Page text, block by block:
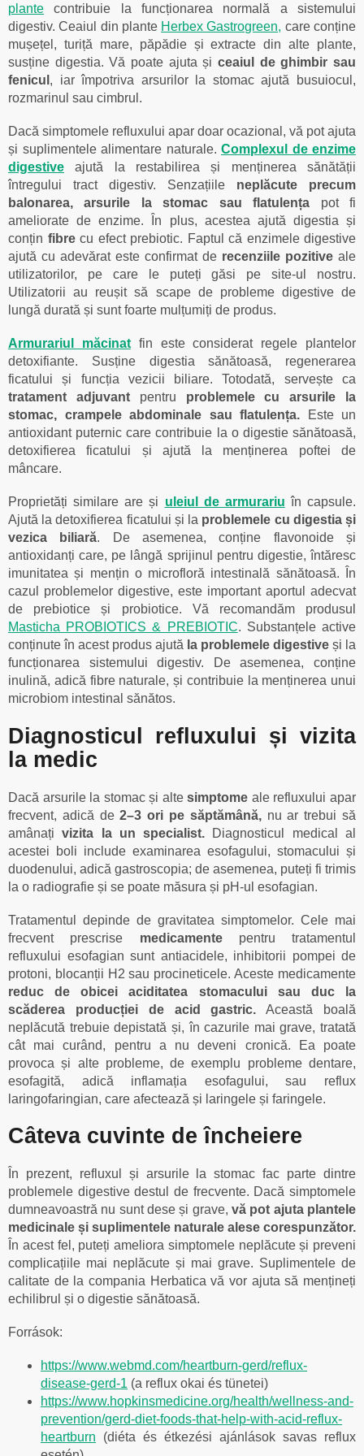
plante contribuie la funcționarea normală a sistemului
digestiv. Ceaiul din plante Herbex Gastrogreen, care conține
mușețel, turiță mare, păpădie și extracte din alte plante,
susține digestia. Vă poate ajuta și ceaiul de ghimbir sau
fenicul , iar împotriva arsurilor la stomac ajută busuiocul,
rozmarinul sau cimbrul.
Dacă simptomele refluxului apar doar ocazional, vă pot ajuta
și suplimentele alimentare naturale. Complexul de enzime
digestive ajută la restabilirea și menținerea sănătății
întregului tract digestiv. Senzațiile neplăcute precum
balonarea, arsurile la stomac sau flatulența pot fi
ameliorate de enzime. În plus, acestea ajută digestia și
conțin fibrecu efect prebiotic. Faptul că enzimele digestive
ajută cu adevărat este confirmat de recenziile pozitive ale
utilizatorilor, pe care le puteți găsi pe site-ul nostru.
Utilizatorii au reușit să scape de probleme digestive de
lungă durată și sunt foarte mulțumiți de produs.
Armurariul măcinatfin este considerat regele plantelor
detoxifiante. Susține digestia sănătoasă, regenerarea
ficatului și funcția vezicii biliare. Totodată, servește ca
tratament adjuvant pentru problemele cu arsurile la
stomac, crampele abdominale sau flatulența. Este un
antioxidant puternic care contribuie la o digestie sănătoasă,
detoxifierea ficatului și ajută la menținerea poftei de
mâncare.
Proprietăți similare are și uleiul de armurariu în capsule.
Ajută la detoxifierea ficatului și la problemele cu digestia și
vezica biliară. De asemenea, conține flavonoide și
antioxidanți care, pe lângă sprijinul pentru digestie, întăresc
imunitatea și mențin o microfloră intestinală sănătoasă. În
cazul problemelor digestive, este important aportul adecvat
de prebiotice și probiotice. Vă recomandăm produsul
Masticha PROBIOTICS & PREBIOTIC. Substanțele active
conținute în acest produs ajută la problemele digestive și la
funcționarea sistemului digestiv. De asemenea, conține
inulină, adică fibre naturale, și contribuie la menținerea unui
microbiom intestinal sănătos.
Diagnosticul refluxului și vizita
la medic
Dacă arsurile la stomac și altesimptome ale refluxului apar
frecvent, adică de2–3 ori pe săptămână,nu ar trebui să
amânațivizita la un specialist. Diagnosticul medical al
acestei boli include examinarea esofagului, stomacului și
duodenului, adică gastroscopia; de asemenea, puteți fi trimis
la o radiografie și se poate măsura și pH-ul esofagian.
Tratamentul depinde de gravitatea simptomelor. Cele mai
frecvent prescrise medicamente pentru tratamentul
refluxului esofagian sunt antiacidele, inhibitorii pompei de
protoni, blocanții H2 sau procineticele. Aceste medicamente
reduc de obicei aciditatea stomacului sau duc la
scăderea producției de acid gastric. Această boală
neplăcută trebuie depistată și, în cazurile mai grave, tratată
cât mai curând, pentru a nu deveni cronică. Ea poate
provoca și alte probleme, de exemplu probleme dentare,
esofagită, adică inflamația esofagului, sau reflux
laringofaringian, care afectează și laringele și faringele.
Câteva cuvinte de încheiere
În prezent, refluxul și arsurile la stomac fac parte dintre
problemele digestive destul de frecvente. Dacă simptomele
dumneavoastră nu sunt dese și grave, vă pot ajuta plantele
medicinale și suplimentele naturale alese corespunzător.
În acest fel, puteți ameliora simptomele neplăcute și preveni
complicațiile mai neplăcute și mai grave. Suplimentele de
calitate de la compania Herbatica vă vor ajuta să mențineți
echilibrul și o digestie sănătoasă.
Források:
https://www.webmd.com/heartburn-gerd/reflux-
disease-gerd-1 (a reflux okai és tünetei)
https://www.hopkinsmedicine.org/health/wellness-and-
prevention/gerd-diet-foods-that-help-with-acid-reflux-
heartburn (diéta és étkezési ajánlások savas reflux